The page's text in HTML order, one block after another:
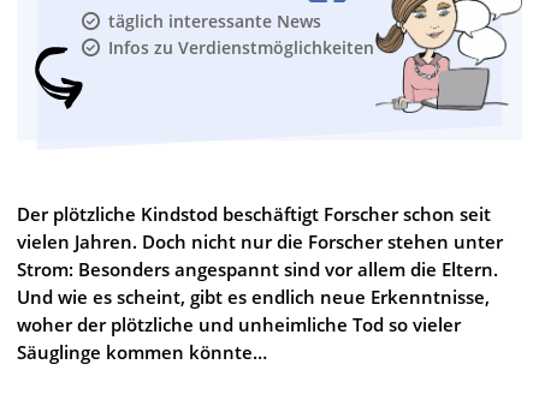
täglich interessante News
Infos zu Verdienstmöglichkeiten
Der plötzliche Kindstod beschäftigt Forscher schon seit
vielen Jahren. Doch nicht nur die Forscher stehen unter
Strom: Besonders angespannt sind vor allem die Eltern.
Und wie es scheint, gibt es endlich neue Erkenntnisse,
woher der plötzliche und unheimliche Tod so vieler
Säuglinge kommen könnte…